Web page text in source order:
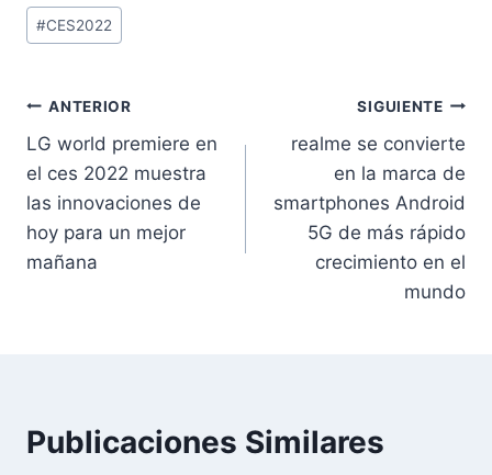
Etiquetas
de
entrada:
#CES2022
Navegación
de
entradas
ANTERIOR
LG world premiere en
el ces 2022 muestra
las innovaciones de
hoy para un mejor
mañana
SIGUIENTE
realme se convierte
en la marca de
smartphones Android
5G de más rápido
crecimiento en el
mundo
Publicaciones Similares